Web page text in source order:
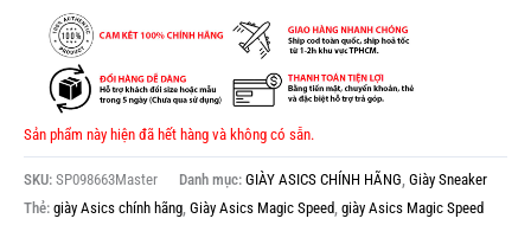
Sản phẩm này hiện đã hết hàng và không có sẵn.
SKU: SP098663Master Danh mục: GIÀY ASICS CHÍNH HÃNG Giày Sneaker
Thẻ: giày Asics chính hãng Giày Asics Magic Speed giày Asics Magic Speed